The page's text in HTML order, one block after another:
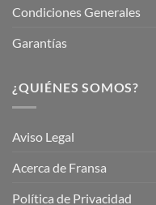
Condiciones Generales
Garantías
¿QUIÉNES SOMOS?
Aviso Legal
Acerca de Fransa
Política de Privacidad